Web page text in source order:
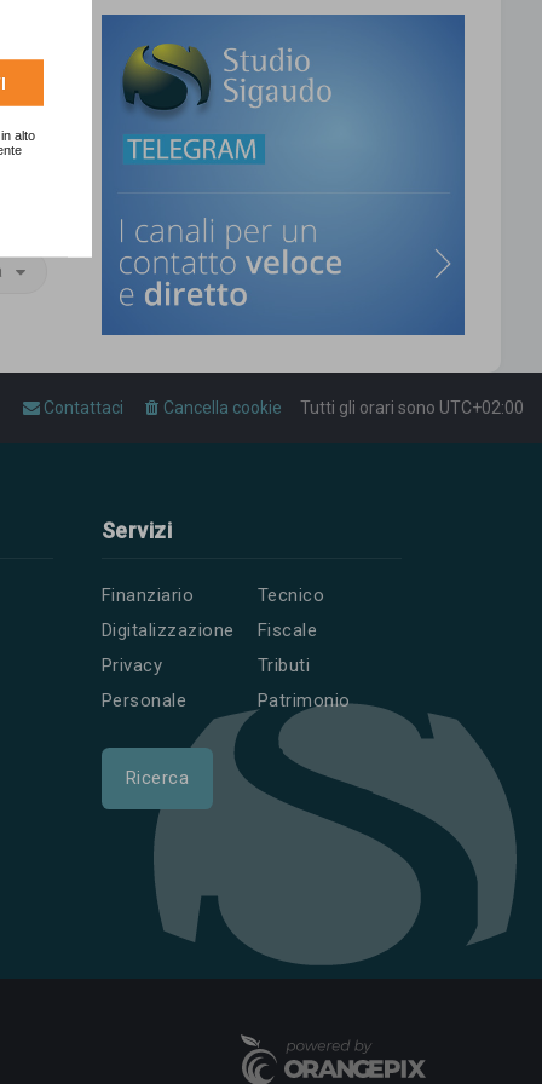
alto
Tutti gli orari sono UTC+02:00
Cancella cookie
Contattaci
Servizi
Finanziario
Digitalizzazione
Privacy
Personale
Tecnico
Fiscale
Tributi
Patrimonio
Ricerca